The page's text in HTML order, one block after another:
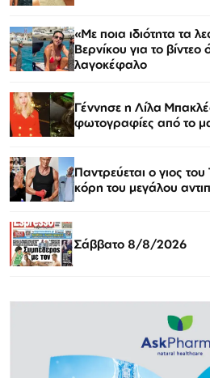
«Με ποια ιδιότητα τα
Βερνίκου για το
λαγοκέφαλο
Γέννησε η Λίλα
φωτογραφίες από το
Παντρεύεται ο γιος
κόρη του μεγάλου
Σάββατο 8/8/2026